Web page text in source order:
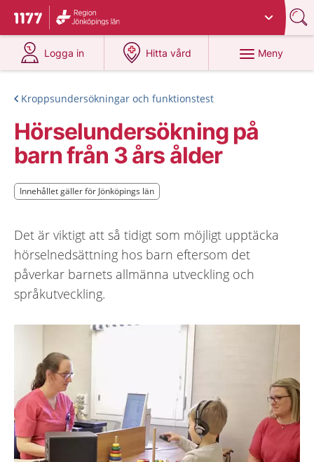
Till startsidan för 1177
Du har valt region
Logga in
på 1177.se
Hitta vård
på 1177.se
Meny
Kroppsundersökningar och funktionstest
Hörselundersökning på
barn från 3 års ålder
Innehållet gäller för Jönköpings län
Innehållet gäller för Jönköpings län
Det är viktigt att så tidigt som möjligt upptäcka
hörselnedsättning hos barn eftersom det
påverkar barnets allmänna utveckling och
språkutveckling.